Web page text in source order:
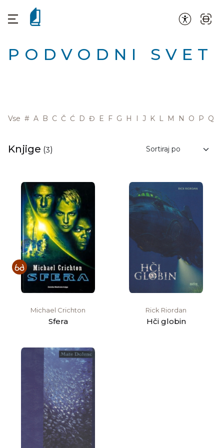
PODVODNI SVET
Vse # A B C Č Ć D Đ E F G H I J K L M N O P Q
Knjige (3)
Michael Crichton
Sfera
Rick Riordan
Hči globin